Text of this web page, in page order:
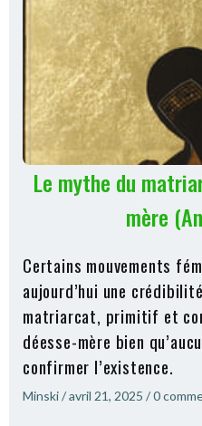
Le mythe du
mère
Certains mouvements
aujourd’hui une
matriarcat, primitif et
déesse-mère bien
confirmer l’existence.
Minski/avril 21, 2025 /0